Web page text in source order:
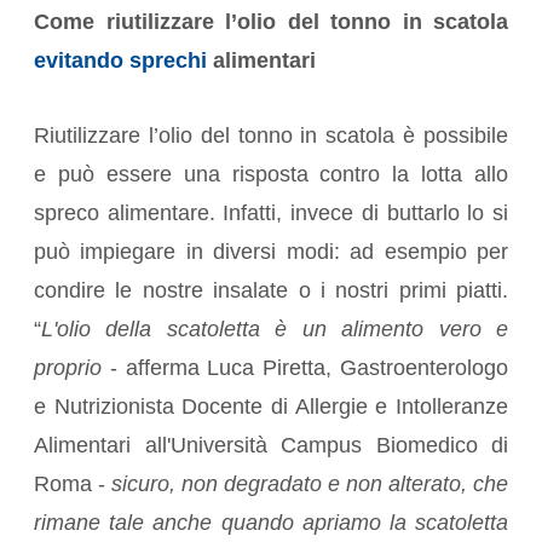
Come riutilizzare l’olio del tonno in scatola
evitando sprechi alimentari
Riutilizzare l’olio del tonno in scatola è possibile
e può essere una risposta contro la lotta allo
spreco alimentare. Infatti, invece di buttarlo lo si
può impiegare in diversi modi: ad esempio per
condire le nostre insalate o i nostri primi piatti.
“L'olio della scatoletta è un alimento vero e
proprio - afferma Luca Piretta, Gastroenterologo
e Nutrizionista Docente di Allergie e Intolleranze
Alimentari all'Università Campus Biomedico di
Roma - sicuro, non degradato e non alterato, che
rimane tale anche quando apriamo la scatoletta